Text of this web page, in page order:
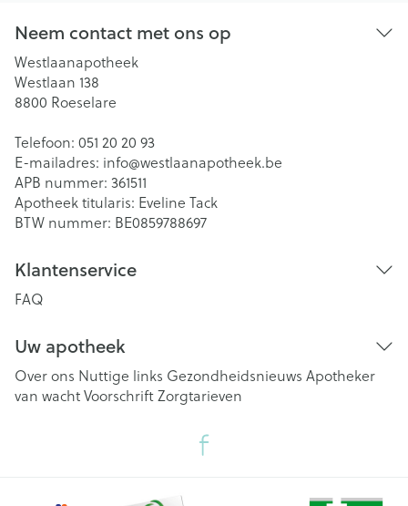
Neem contact met ons op
Westlaanapotheek
Westlaan 138
8800 Roeselare
Telefoon: 051 20 20 93
E-mailadres: info@westlaanapotheek.be
APB nummer: 361511
Apotheek titularis: Eveline Tack
BTW nummer: BE0859788697
Klantenservice
FAQ
Uw apotheek
Over ons Nuttige links Gezondheidsnieuws Apotheker
van wachtVoorschriftZorgtarieven